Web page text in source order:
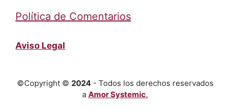
Política de Comentarios
Aviso Legal
©Copyright © 2024- Todos los derechos reservados
a Amor Systemic.